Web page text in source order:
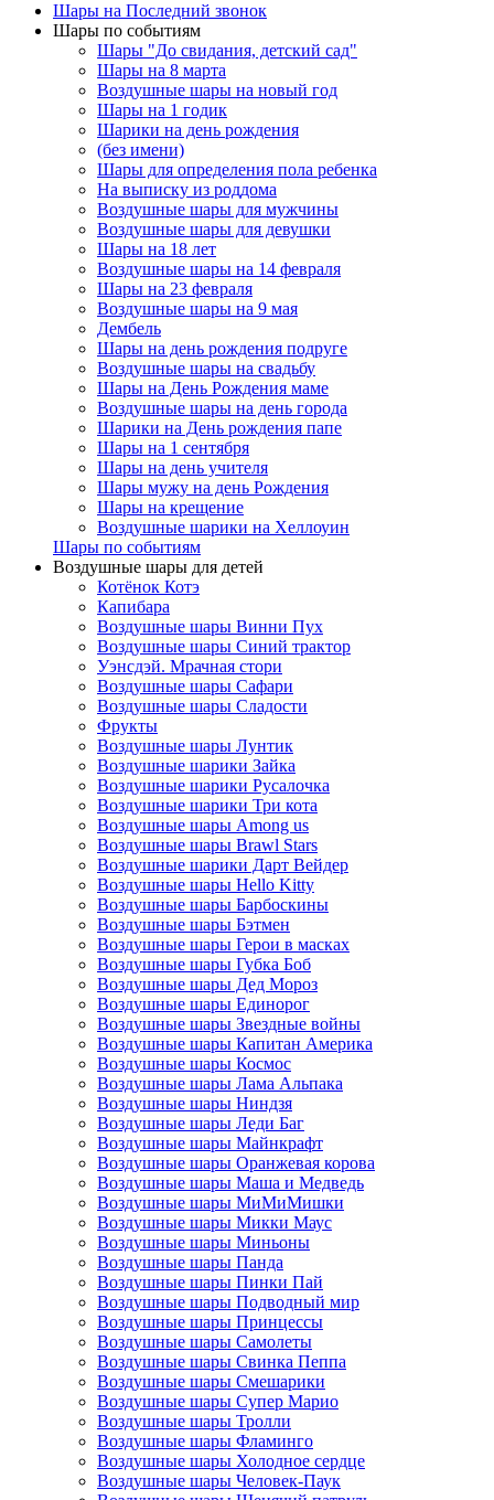
Шары на Последний звонок
Шары по событиям
Шары "До свидания, детский сад"
Шары на 8 марта
Воздушные шары на новый год
Шары на 1 годик
Шарики на день рождения
(без имени)
Шары для определения пола ребенка
На выписку из роддома
Воздушные шары для мужчины
Воздушные шары для девушки
Шары на 18 лет
Воздушные шары на 14 февраля
Шары на 23 февраля
Воздушные шары на 9 мая
Дембель
Шары на день рождения подруге
Воздушные шары на свадьбу
Шары на День Рождения маме
Воздушные шары на день города
Шарики на День рождения папе
Шары на 1 сентября
Шары на день учителя
Шары мужу на день Рождения
Шары на крещение
Воздушные шарики на Хеллоуин
Шары по событиям
Воздушные шары для детей
Котёнок Котэ
Капибара
Воздушные шары Винни Пух
Воздушные шары Синий трактор
Уэнсдэй. Мрачная стори
Воздушные шары Сафари
Воздушные шары Сладости
Фрукты
Воздушные шары Лунтик
Воздушные шарики Зайка
Воздушные шарики Русалочка
Воздушные шарики Три кота
Воздушные шары Among us
Воздушные шары Brawl Stars
Воздушные шарики Дарт Вейдер
Воздушные шары Hello Kitty
Воздушные шары Барбоскины
Воздушные шары Бэтмен
Воздушные шары Герои в масках
Воздушные шары Губка Боб
Воздушные шары Дед Мороз
Воздушные шары Единорог
Воздушные шары Звездные войны
Воздушные шары Капитан Америка
Воздушные шары Космос
Воздушные шары Лама Альпака
Воздушные шары Ниндзя
Воздушные шары Леди Баг
Воздушные шары Майнкрафт
Воздушные шары Оранжевая корова
Воздушные шары Маша и Медведь
Воздушные шары МиМиМишки
Воздушные шары Микки Маус
Воздушные шары Миньоны
Воздушные шары Панда
Воздушные шары Пинки Пай
Воздушные шары Подводный мир
Воздушные шары Принцессы
Воздушные шары Самолеты
Воздушные шары Свинка Пеппа
Воздушные шары Смешарики
Воздушные шары Супер Марио
Воздушные шары Тролли
Воздушные шары Фламинго
Воздушные шары Холодное сердце
Воздушные шары Человек-Паук